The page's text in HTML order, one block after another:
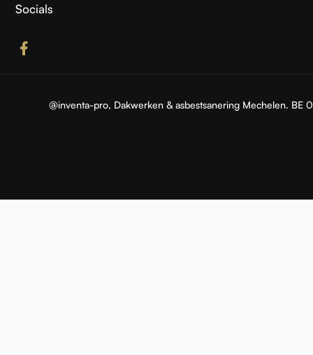
Socials
@inventa-pro, Dakwerken & asbestsanering Mechelen. BE